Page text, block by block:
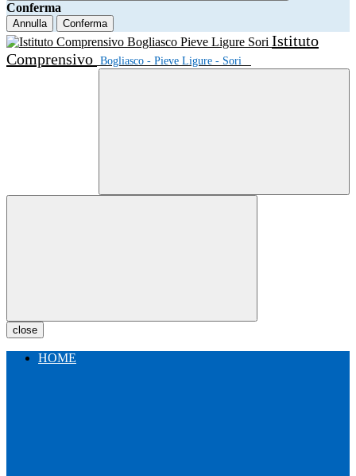
Conferma
Annulla Conferma
Istituto
Comprensivo Bogliasco - Pieve Ligure - Sori
close
HOME